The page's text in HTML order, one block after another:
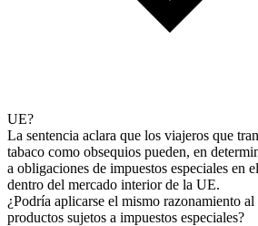
UE?
La sentencia aclara que los viajeros que
tabaco como obsequios pueden, en
a obligaciones de impuestos especiales en
dentro del mercado interior de la UE.
¿Podría aplicarse el mismo razonamiento
productos sujetos a impuestos especiales?